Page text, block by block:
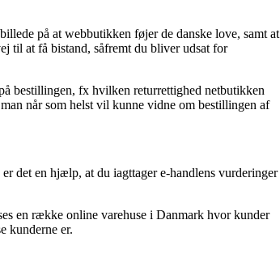
på at webbutikken føjer de danske love, samt at
til at få bistand, såfremt du bliver udsat for
bestillingen, fx hvilken returrettighed netbutikken
når som helst vil kunne vidne om bestillingen af
det en hjælp, at du iagttager e-handlens vurderinger
en række online varehuse i Danmark hvor kunder
kunderne er.